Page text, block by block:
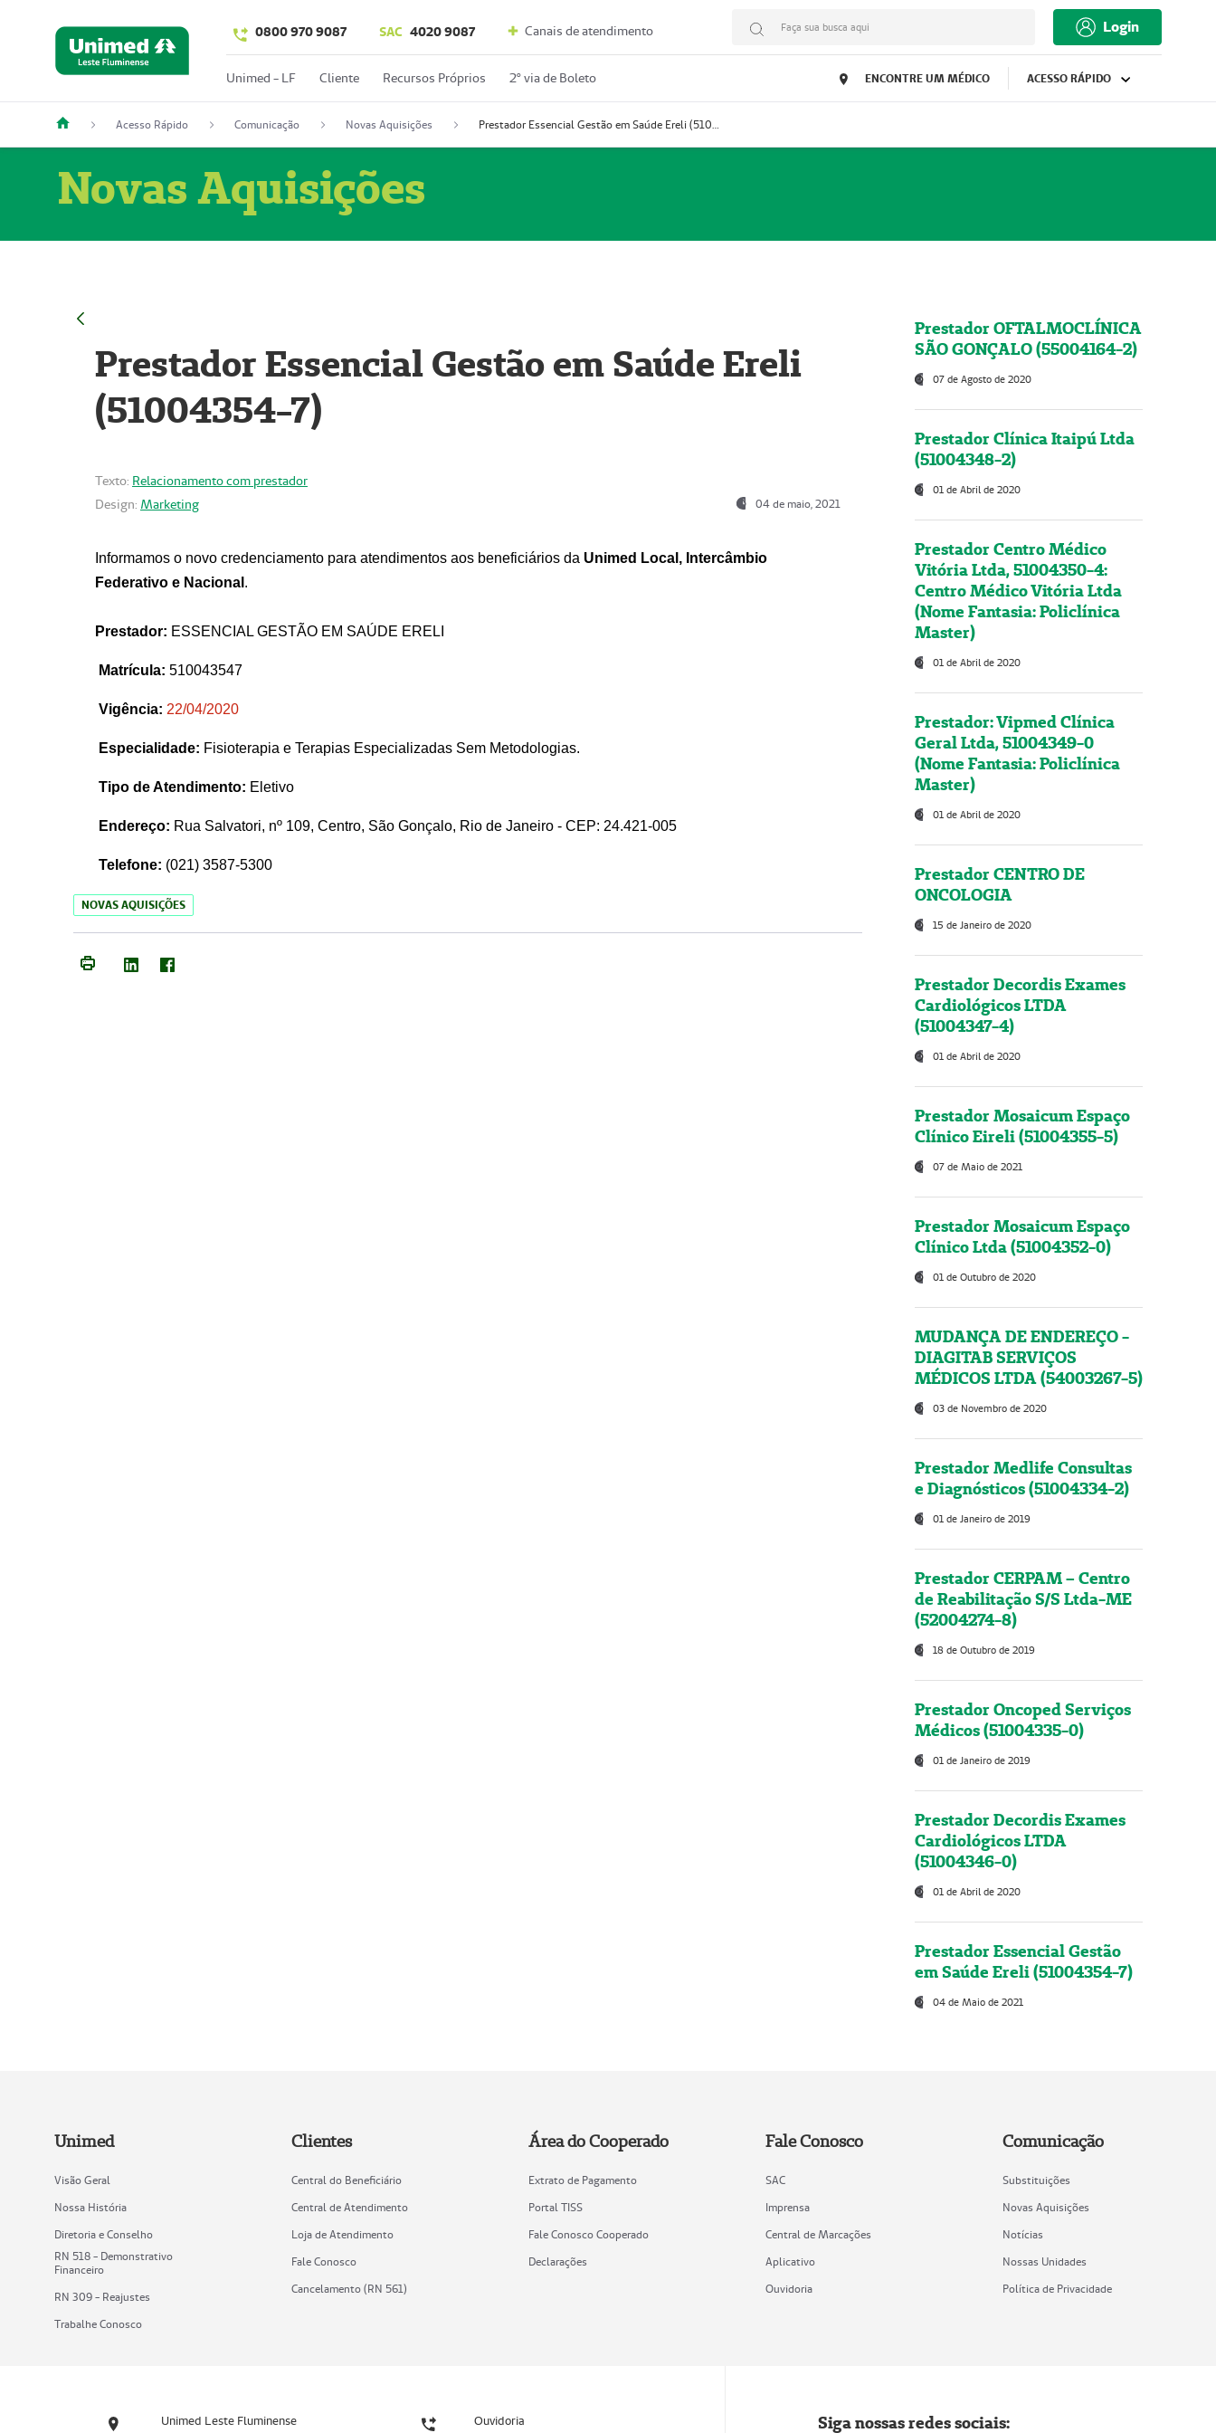
0800 970 9087 SAC 4020 9087 Canais de atendimento Faça sua busca aqui Login
Unimed - LF Cliente Recursos Próprios 2º via de Boleto ENCONTRE UM MÉDICO ACESSO RÁPIDO
Acesso Rápido Comunicação Novas Aquisições Prestador Essencial Gestão em Saúde Ereli (51004354-7)
Novas Aquisições
Prestador Essencial Gestão em Saúde Ereli
(51004354-7)
Texto: Relacionamento com prestador
Design: Marketing 04 de maio, 2021
Informamos o novo credenciamento para atendimentos aos beneficiários da Unimed Local, Intercâmbio
Federativo e Nacional .
Prestador: ESSENCIAL GESTÃO EM SAÚDE ERELI
Matrícula: 510043547
Vigência: 22/04/2020
Especialidade: Fisioterapia e Terapias Especializadas Sem Metodologias.
Tipo de Atendimento: Eletivo
Endereço: Rua Salvatori, nº 109, Centro, São Gonçalo, Rio de Janeiro - CEP: 24.421-005
Telefone: (021) 3587-5300
NOVAS AQUISIÇÕES
Prestador OFTALMOCLÍNICA
SÃO GONÇALO (55004164-2)
07 de Agosto de 2020
Prestador Clínica Itaipú Ltda
(51004348-2)
01 de Abril de 2020
Prestador Centro Médico
Vitória Ltda, 51004350-4:
Centro Médico Vitória Ltda
(Nome Fantasia: Policlínica
Master)
01 de Abril de 2020
Prestador: Vipmed Clínica
Geral Ltda, 51004349-0
(Nome Fantasia: Policlínica
Master)
01 de Abril de 2020
Prestador CENTRO DE
ONCOLOGIA
15 de Janeiro de 2020
Prestador Decordis Exames
Cardiológicos LTDA
(51004347-4)
01 de Abril de 2020
Prestador Mosaicum Espaço
Clínico Eireli (51004355-5)
07 de Maio de 2021
Prestador Mosaicum Espaço
Clínico Ltda (51004352-0)
01 de Outubro de 2020
MUDANÇA DE ENDEREÇO -
DIAGITAB SERVIÇOS
MÉDICOS LTDA (54003267-5)
03 de Novembro de 2020
Prestador Medlife Consultas
e Diagnósticos (51004334-2)
01 de Janeiro de 2019
Prestador CERPAM – Centro
de Reabilitação S/S Ltda-ME
(52004274-8)
18 de Outubro de 2019
Prestador Oncoped Serviços
Médicos (51004335-0)
01 de Janeiro de 2019
Prestador Decordis Exames
Cardiológicos LTDA
(51004346-0)
01 de Abril de 2020
Prestador Essencial Gestão
em Saúde Ereli (51004354-7)
04 de Maio de 2021
Unimed
Visão Geral
Nossa História
Diretoria e Conselho
RN 518 - Demonstrativo
Financeiro
RN 309 - Reajustes
Trabalhe Conosco
Clientes
Central do Beneficiário
Central de Atendimento
Loja de Atendimento
Fale Conosco
Cancelamento (RN 561)
Área do Cooperado
Extrato de Pagamento
Portal TISS
Fale Conosco Cooperado
Declarações
Fale Conosco
SAC
Imprensa
Central de Marcações
Aplicativo
Ouvidoria
Comunicação
Substituições
Novas Aquisições
Notícias
Nossas Unidades
Política de Privacidade
Unimed Leste Fluminense Ouvidoria Siga nossas redes sociais: